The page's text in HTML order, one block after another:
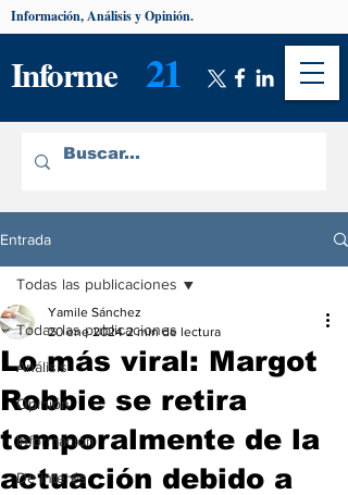
Informe 21
Información, Análisis y Opinión.
Entrada
Todas las publicaciones
Análisis
Opinión
Información
De interés
Todas las publicaciones
Lo más viral: Margot
Robbie se retira
temporalmente de la
actuación debido a
Yamile Sánchez
20 ene 2024 2 min de lectura